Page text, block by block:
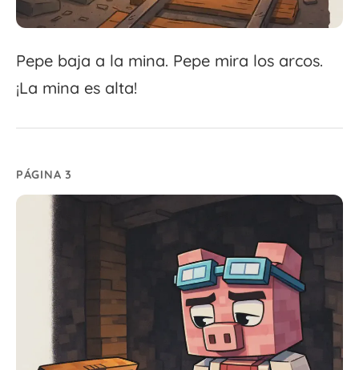
Pepe baja a la mina. Pepe mira los arcos.
¡La mina es alta!
PÁGINA 3